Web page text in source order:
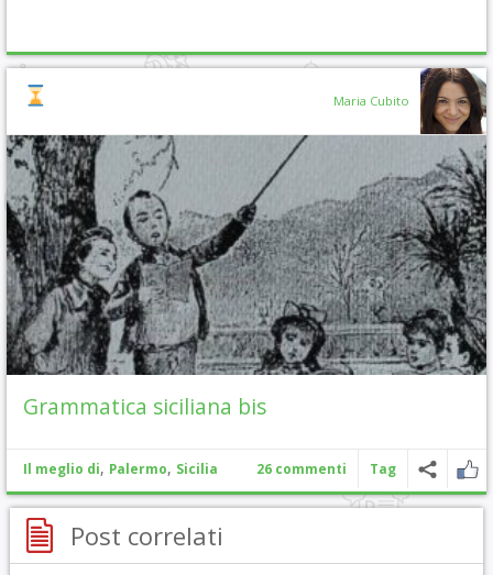
Maria Cubito
Grammatica siciliana bis
Il meglio di, Palermo, Sicilia 26 commenti Tag
Post correlati